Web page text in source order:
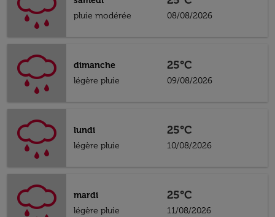
pluie modérée
08/08/2026
dimanche
légère pluie
25°C
09/08/2026
lundi
légère pluie
25°C
10/08/2026
mardi
légère pluie
25°C
11/08/2026